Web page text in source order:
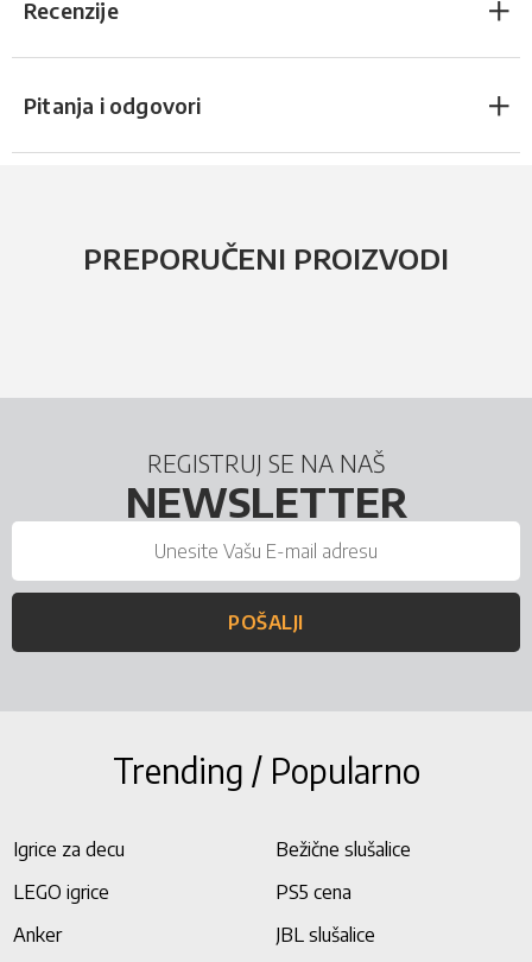
Recenzije
Pitanja i odgovori
PREPORUČENI PROIZVODI
REGISTRUJ SE NA NAŠ
NEWSLETTER
POŠALJI
Trending / Popularno
Igrice za decu
Bežične slušalice
LEGO igrice
PS5 cena
Anker
JBL slušalice